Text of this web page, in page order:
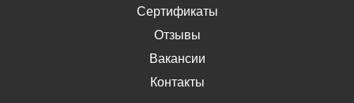
Сертификаты
Отзывы
Вакансии
Контакты